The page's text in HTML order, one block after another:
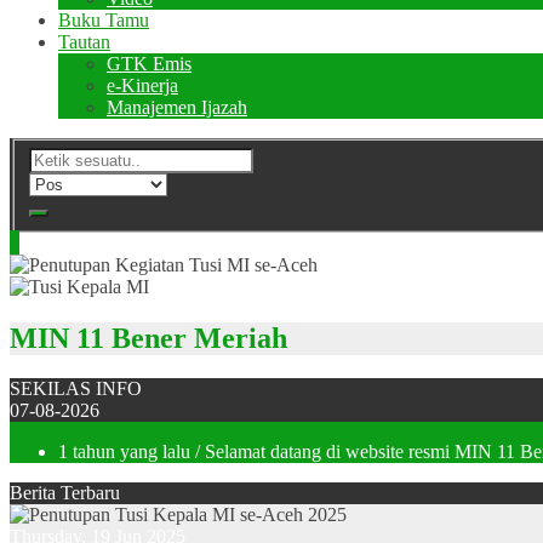
Buku Tamu
Tautan
GTK Emis
e-Kinerja
Manajemen Ijazah
MIN 11 Bener Meriah
SEKILAS INFO
07-08-2026
1 tahun yang lalu / Selamat datang di website resmi MIN 11
Berita Terbaru